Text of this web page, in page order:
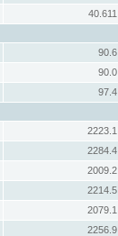
40.611
90.6
90.0
97.4
2223.1
2284.4
2009.2
2214.5
2079.1
2256.9